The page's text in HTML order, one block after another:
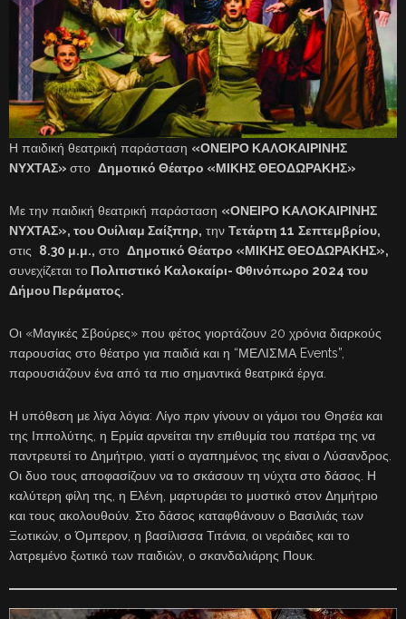
Η παιδική θεατρική παράσταση «ΟΝΕΙΡΟ ΚΑΛΟΚΑΙΡΙΝΗΣ
ΝΥΧΤΑΣ» στο Δημοτικό Θέατρο «ΜΙΚΗΣ ΘΕΟΔΩΡΑΚΗΣ»
Με την παιδική θεατρική παράσταση «ΟΝΕΙΡΟ ΚΑΛΟΚΑΙΡΙΝΗΣ
ΝΥΧΤΑΣ», του Ουίλιαμ Σαίξπηρ, την Τετάρτη 11 Σεπτεμβρίου,
στις 8.30 μ.μ., στο Δημοτικό Θέατρο «ΜΙΚΗΣ ΘΕΟΔΩΡΑΚΗΣ»,
συνεχίζεται το Πολιτιστικό Καλοκαίρι- Φθινόπωρο 2024 του
Δήμου Περάματος.
Οι «Μαγικές Σβούρες» που φέτος γιορτάζουν 20 χρόνια διαρκούς
παρουσίας στο θέατρο για παιδιά και η “ΜΕΛΙΣΜΑ Events”,
παρουσιάζουν ένα από τα πιο σημαντικά θεατρικά έργα.
Η υπόθεση με λίγα λόγια: Λίγο πριν γίνουν οι γάμοι του Θησέα και
της Ιππολύτης, η Ερμία αρνείται την επιθυμία του πατέρα της να
παντρευτεί το Δημήτριο, γιατί ο αγαπημένος της είναι ο Λύσανδρος.
Οι δυο τους αποφασίζουν να το σκάσουν τη νύχτα στο δάσος. Η
καλύτερη φίλη της, η Ελένη, μαρτυράει το μυστικό στον Δημήτριο
και τους ακολουθούν. Στο δάσος καταφθάνουν ο Βασιλιάς των
Ξωτικών, ο Όμπερον, η βασίλισσα Τιτάνια, οι νεράιδες και το
λατρεμένο ξωτικό των παιδιών, ο σκανδαλιάρης Πουκ.